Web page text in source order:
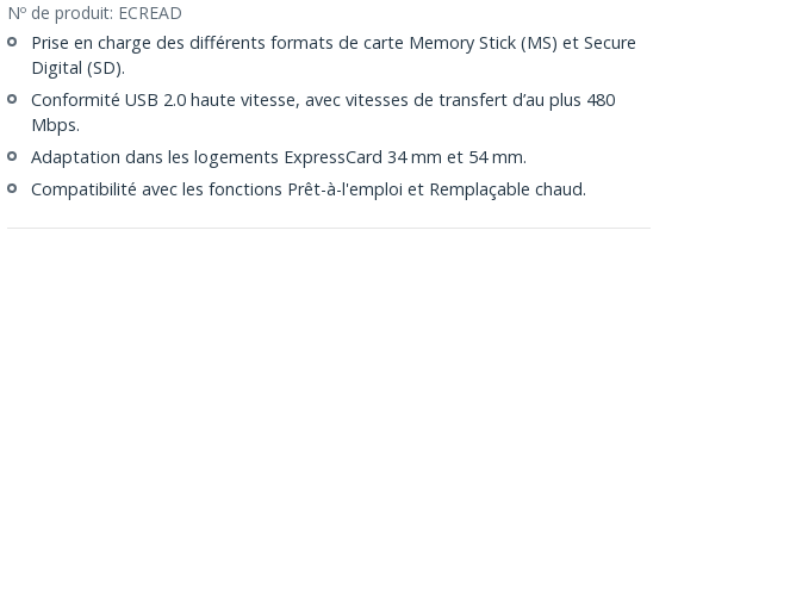
Nº de produit: ECREAD
Prise en charge des différents formats de carte Memory Stick (MS) et Secure
Digital (SD).
Conformité USB 2.0 haute vitesse, avec vitesses de transfert d’au plus 480
Mbps.
Adaptation dans les logements ExpressCard 34 mm et 54 mm.
Compatibilité avec les fonctions Prêt-à-l'emploi et Remplaçable chaud.